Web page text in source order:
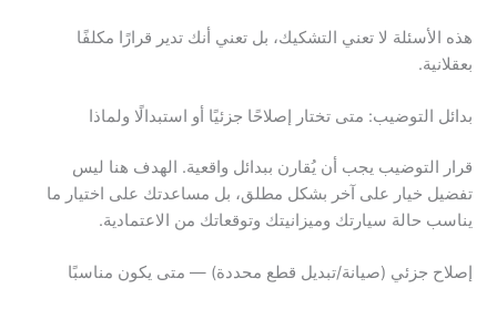
هذه الأسئلة لا تعني التشكيك، بل تعني أنك تدير قرارًا مكلفًا
بعقلانية.
بدائل التوضيب: متى تختار إصلاحًا جزئيًا أو استبدالًا ولماذا
قرار التوضيب يجب أن يُقارن ببدائل واقعية. الهدف هنا ليس
تفضيل خيار على آخر بشكل مطلق، بل مساعدتك على اختيار ما
يناسب حالة سيارتك وميزانيتك وتوقعاتك من الاعتمادية.
إصلاح جزئي (صيانة/تبديل قطع محددة) — متى يكون مناسبًا